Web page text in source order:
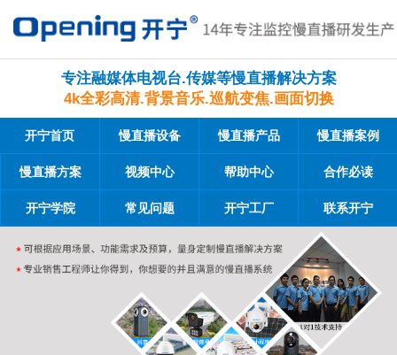
专注融媒体电视台.传媒等慢直播解决方案
4k全彩高清.背景音乐.巡航变焦.画面切换
开宁首页 慢直播设备 慢直播产品 慢直播案例
慢直播方案 视频中心 帮助中心 合作必读
开宁学院 常见问题 开宁工厂 联系开宁